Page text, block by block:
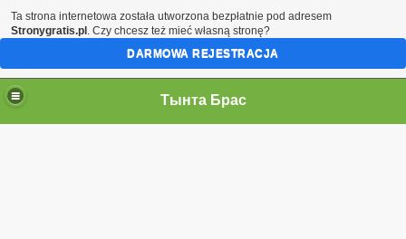
Тынта Брас
Ta strona internetowa została utworzona bezpłatnie pod adresem
Stronygratis.pl . Czy chcesz też mieć własną stronę?
DARMOWA REJESTRACJA